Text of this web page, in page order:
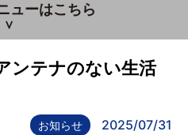
ューはこちら
ンテナのない生活
お知らせ 2025/07/31